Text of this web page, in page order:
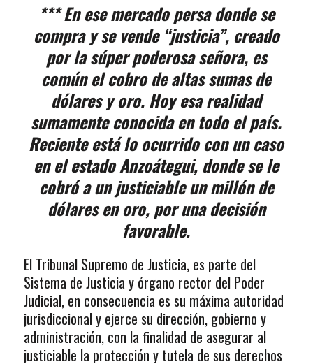
*** En ese mercado persa donde se
compra y se vende “justicia”, creado
por la súper poderosa señora, es
común el cobro de altas sumas de
dólares y oro. Hoy esa realidad
sumamente conocida en todo el país.
Reciente está lo ocurrido con un caso
en el estado Anzoátegui, donde se le
cobró a un justiciable un millón de
dólares en oro, por una decisión
favorable.
El Tribunal Supremo de Justicia, es parte del
Sistema de Justicia y órgano rector del Poder
Judicial, en consecuencia es su máxima autoridad
jurisdiccional y ejerce su dirección, gobierno y
administración, con la finalidad de asegurar al
justiciable la protección y tutela de sus derechos